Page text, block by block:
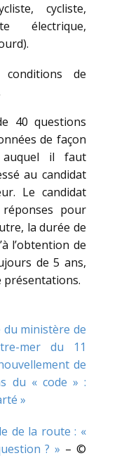
cycliste,
électrique,
de
40 questions
de façon
auquel il faut
au candidat
Le candidat
pour
la durée de
l’obtention de
de 5 ans,
présentations.
du ministère de
mer du 11
de
du « code » :
»
de la route : «
? » – ©